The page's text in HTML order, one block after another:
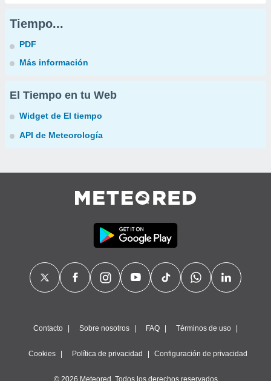
Tiempo...
PDF
Más información
El Tiempo en tu Web
Widget de El tiempo
API de Meteorología
Contacto Sobre nosotros FAQ Términos de uso
Cookies Política de privacidad Configuración de privacidad
© 2026 Meteored. Todos los derechos reservados